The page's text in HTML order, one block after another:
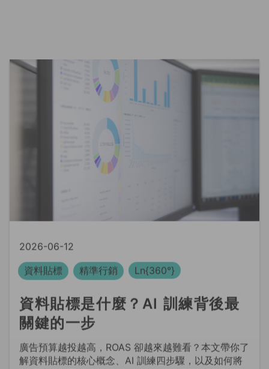
資料貼標是什麼？AI 訓練背後最
廣告預算越投越高，ROAS 卻越來越難看？本文帶你了
解資料貼標的核心概念、AI 訓練四步驟，以及如何將
客。